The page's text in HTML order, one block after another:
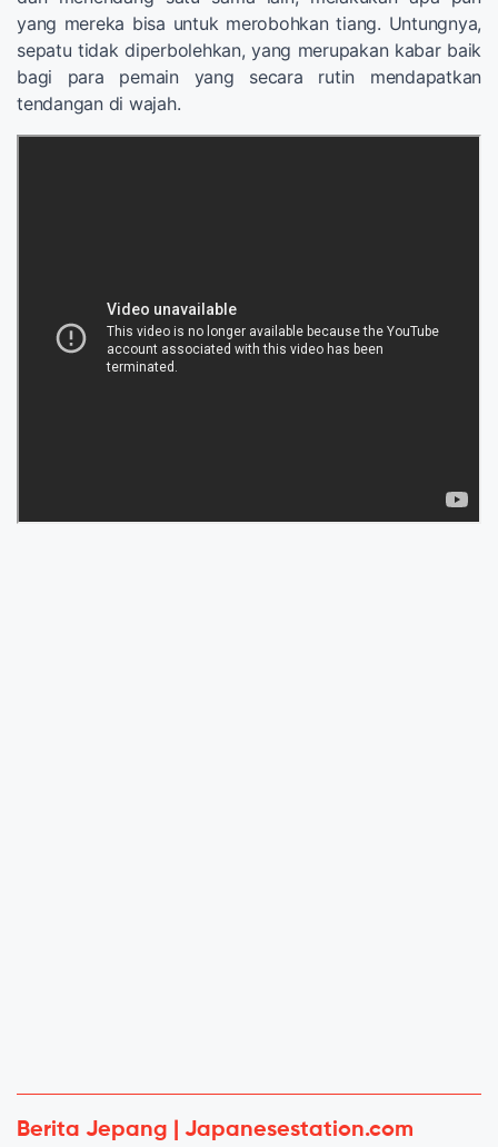
yang mereka bisa untuk merobohkan tiang. Untungnya,
sepatu tidak diperbolehkan, yang merupakan kabar baik
bagi para pemain yang secara rutin mendapatkan
tendangan di wajah.
Berita Jepang | Japanesestation.com